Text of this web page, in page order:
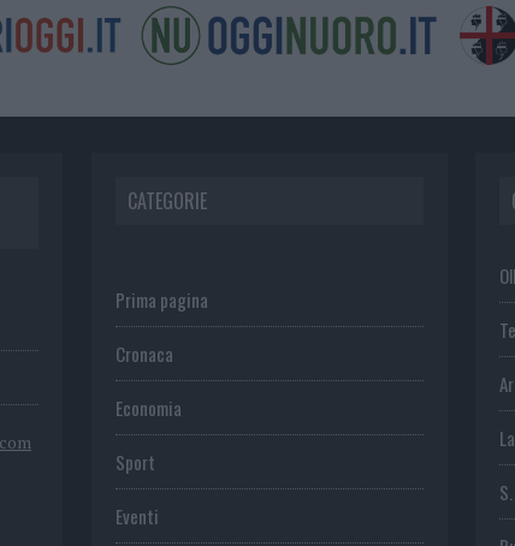
CATEGORIE
Prima pagina
Cronaca
Economia
Sport
Eventi